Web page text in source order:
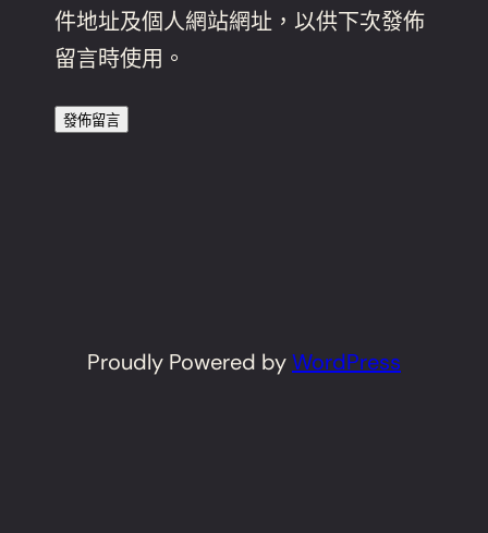
件地址及個人網站網址，以供下次發佈
留言時使用。
Proudly Powered byWordPress